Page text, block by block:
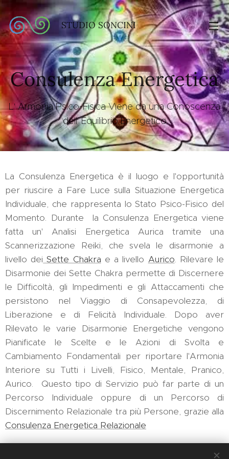
STUDIO SONCINI
Consulenza Energetica
L' Armonia Psico-Fisica Viene da una Conoscenza
dell' Equilibrio Energetico
La Consulenza Energetica è il luogo e l'opportunità
per riuscire a Fare Luce sulla Situazione Energetica
Individuale, che rappresenta lo Stato Psico-Fisico del
Momento. Durante la Consulenza Energetica viene
fatta un' Analisi Energetica Aurica tramite una
Scannerizzazione Reiki, che svela le disarmonie a
livello dei Sette Chakra e a livello Aurico. Rilevare le
Disarmonie dei Sette Chakra permette di Discernere
le Difficoltà, gli Impedimenti e gli Attaccamenti che
persistono nel Viaggio di Consapevolezza, di
Liberazione e di Felicità Individuale. Dopo aver
Rilevato le varie Disarmonie Energetiche vengono
Pianificate le Scelte e le Azioni di Svolta e
Cambiamento Fondamentali per riportare l'Armonia
Interiore su Tutti i Livelli, Fisico, Mentale, Pranico,
Aurico. Questo tipo di Servizio può far parte di un
Percorso Individuale oppure di un Percorso di
Discernimento Relazionale tra più Persone, grazie alla
Consulenza Energetica Relazionale